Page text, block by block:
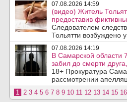
07.08.2026 14:59
(видео) Житель
предоставив
Следователем
Тольятти возбуждено
07.08.2026 14:19
В Самарской области
забил до смерти
18+ Прокуратура
рассмотрении
1 2 3 4 5 6 7 8 9 10 11 12 13 14 15 16